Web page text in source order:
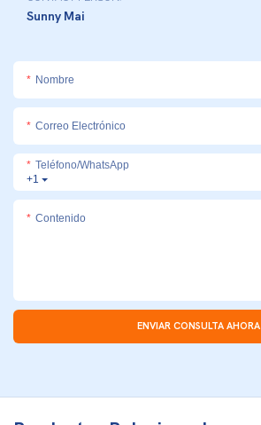
Sunny Mai
Nombre
Correo Electrónico
+1
Teléfono/WhatsApp
Contenido
ENVIAR CONSULTA AHORA